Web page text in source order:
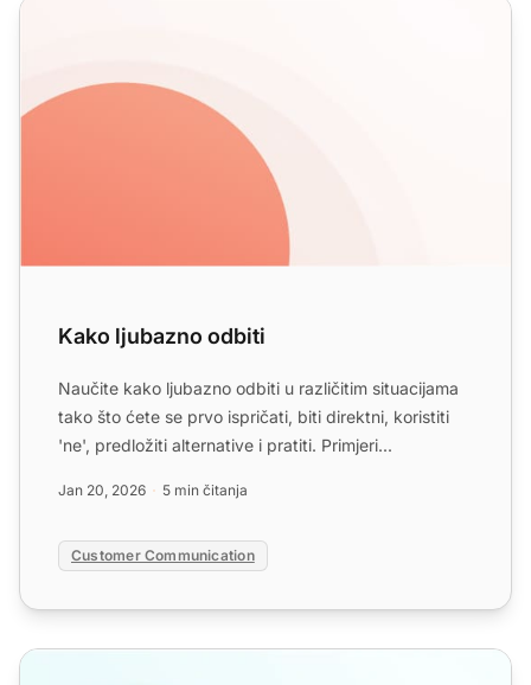
Kako ljubazno odbiti
Kako ljubazno odbiti
Naučite kako ljubazno odbiti u različitim situacijama
tako što ćete se prvo ispričati, biti direktni, koristiti
'ne', predložiti alternative i pratiti. Primjeri...
Jan 20, 2026 5 min čitanja
Customer Communication
Predlošci za isprike u call centru